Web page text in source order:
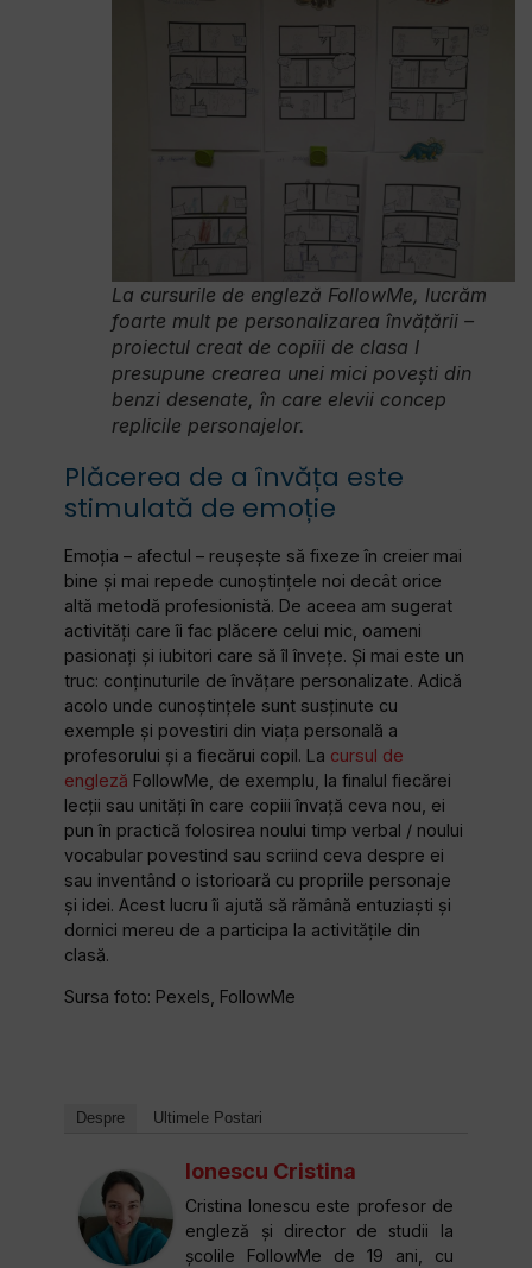
La cursurile de engleză FollowMe, lucrăm
foarte mult pe personalizarea învățării –
proiectul creat de copiii de clasa I
presupune crearea unei mici povești din
benzi desenate, în care elevii concep
replicile personajelor.
Plăcerea de a învăța este
stimulată de emoție
Emoția – afectul – reușește să fixeze în creier mai
bine și mai repede cunoștințele noi decât orice
altă metodă profesionistă. De aceea am sugerat
activități care îi fac plăcere celui mic, oameni
pasionați și iubitori care să îl învețe. Și mai este un
truc: conținuturile de învățare personalizate. Adică
acolo unde cunoștințele sunt susținute cu
exemple și povestiri din viața personală a
profesorului și a fiecărui copil. La cursul de
engleză FollowMe, de exemplu, la finalul fiecărei
lecții sau unități în care copiii învață ceva nou, ei
pun în practică folosirea noului timp verbal / noului
vocabular povestind sau scriind ceva despre ei
sau inventând o istorioară cu propriile personaje
și idei. Acest lucru îi ajută să rămână entuziaști și
dornici mereu de a participa la activitățile din
clasă.
Sursa foto: Pexels, FollowMe
Despre Ultimele Postari
Ionescu Cristina
Cristina Ionescu este profesor de
engleză și director de studii la
școlile FollowMe de 19 ani, cu